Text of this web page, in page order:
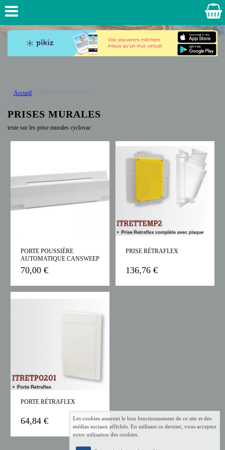
Accueil
PRISES MURALES
texte sur les prise murales cyclovac
PORTE POUSSIÈRE
AUTOMATIQUE CANSWEEP
70,00 €
PRISE RÉTRAFLEX
136,76 €
PORTE RÉTRAFLEX
64,84 €
Les cookies assurent le bon fonctionnement de ce site et des
médias sociaux affichés. En utilisant ce dernier, vous acceptez
notre utilisation des cookies.